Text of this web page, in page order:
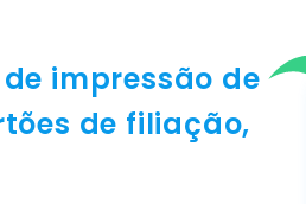
impressão de
de filiação,